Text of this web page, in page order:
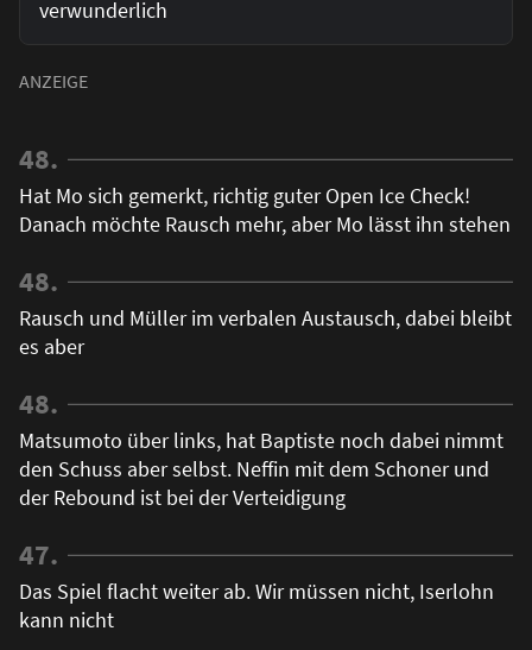
verwunderlich
48.
Hat Mo sich gemerkt, richtig guter Open Ice Check!
Danach möchte Rausch mehr, aber Mo lässt ihn stehen
48.
Rausch und Müller im verbalen Austausch, dabei bleibt
es aber
48.
Matsumoto über links, hat Baptiste noch dabei nimmt
den Schuss aber selbst. Neffin mit dem Schoner und
der Rebound ist bei der Verteidigung
47.
Das Spiel flacht weiter ab. Wir müssen nicht, Iserlohn
kann nicht